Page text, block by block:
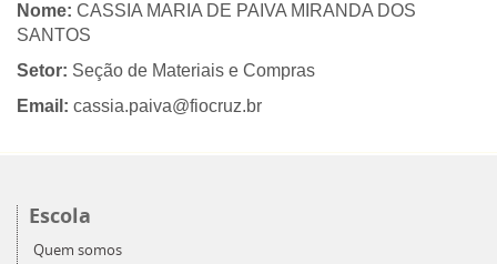
Nome: CASSIA MARIA DE PAIVA MIRANDA DOS
SANTOS
Setor: Seção de Materiais e Compras
Email: cassia.paiva@fiocruz.br
Escola
Quem somos